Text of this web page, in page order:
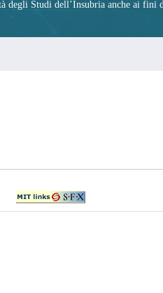
degli Studi dell’Insubria anche ai fini